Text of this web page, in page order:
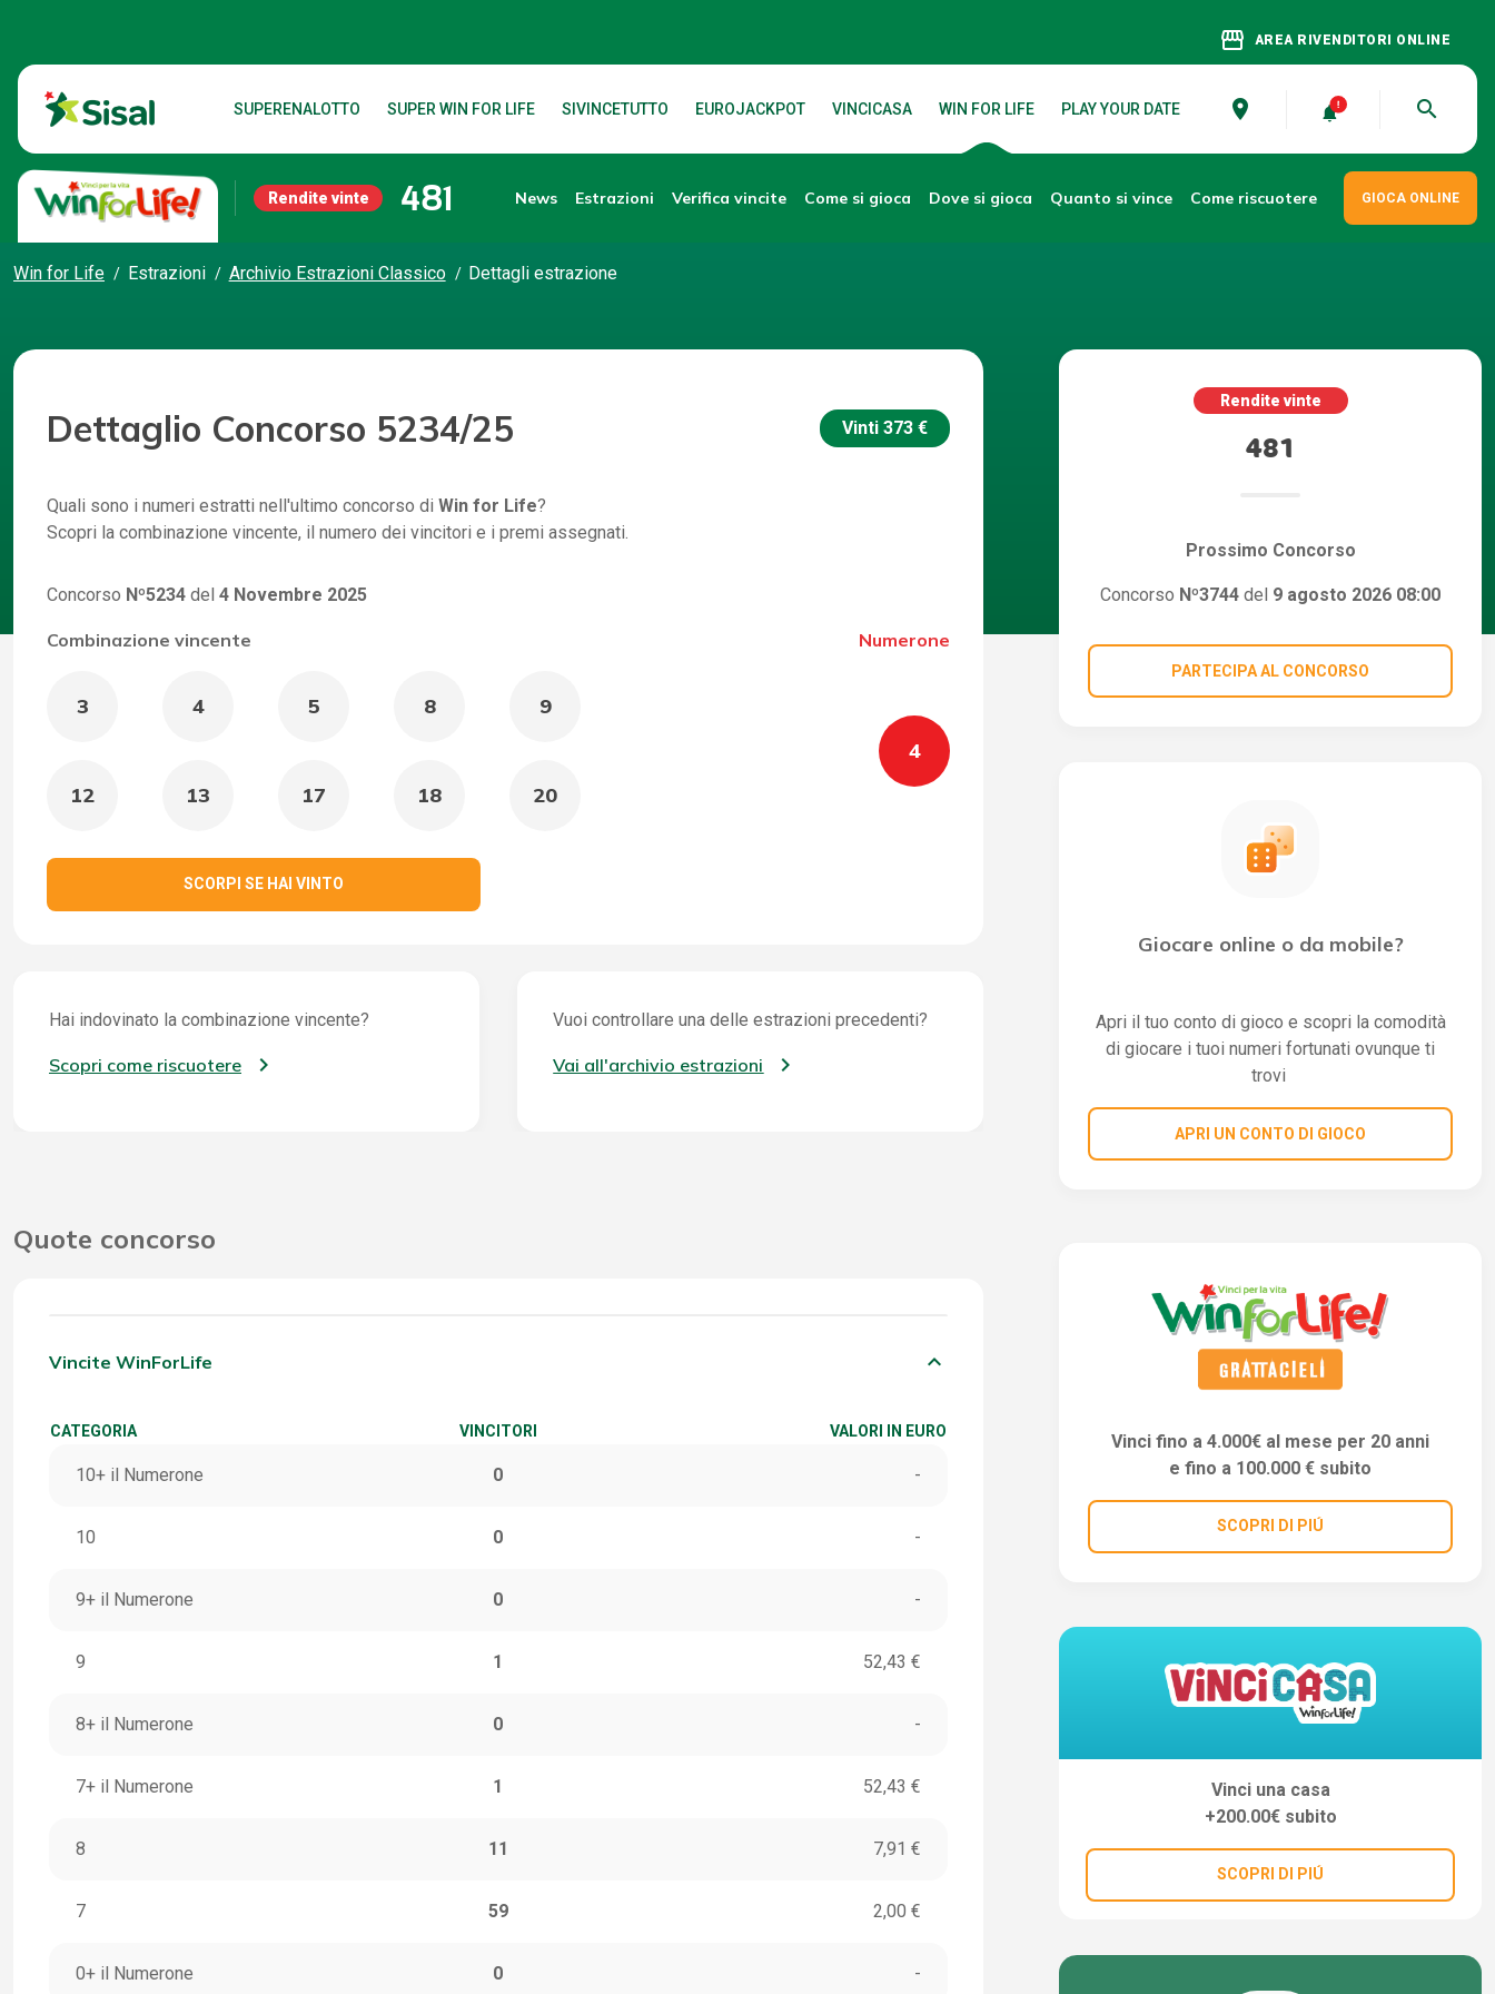
storefront AREA RIVENDITORI ONLINE
SUPERENALOTTO SUPER WIN FOR LIFE SIVINCETUTTO EUROJACKPOT VINCICASA WIN FOR LIFE PLAY YOUR DATE place search
Rendite vinte 481 News Estrazioni Verifica vincite Come si gioca Dove si gioca Quanto si vince Come riscuotere GIOCA ONLINE
Win for Life Estrazioni Archivio Estrazioni Classico Dettagli estrazione
Dettaglio Concorso 5234/25 Vinti 373 €
Quali sono i numeri estratti nell'ultimo concorso di Win for Life?
Scopri la combinazione vincente, il numero dei vincitori e i premi assegnati.
Concorso Nº5234 del 4 Novembre 2025
Combinazione vincente Numerone
3 4 5 8 9
12 13 17 18 20
4
SCORPI SE HAI VINTO
Hai indovinato la combinazione vincente?
Scopri come riscuotere
Vuoi controllare una delle estrazioni precedenti?
Vai all'archivio estrazioni
Quote concorso
Vincite WinForLife keyboard_arrow_down
CATEGORIA VINCITORI VALORI IN EURO
10+ il Numerone 0 -
10 0 -
9+ il Numerone 0 -
9 1 52,43 €
8+ il Numerone 0 -
7+ il Numerone 1 52,43 €
8 11 7,91 €
7 59 2,00 €
0+ il Numerone 0 -
Rendite vinte
481
Prossimo Concorso
Concorso Nº3744 del 9 agosto 2026 08:00
PARTECIPA AL CONCORSO
Giocare online o da mobile?
Apri il tuo conto di gioco e scopri la comodità
di giocare i tuoi numeri fortunati ovunque ti
trovi
APRI UN CONTO DI GIOCO
Vinci fino a 4.000€ al mese per 20 anni
e fino a 100.000 € subito
SCOPRI DI PIÚ
Vinci una casa
+200.00€ subito
SCOPRI DI PIÚ